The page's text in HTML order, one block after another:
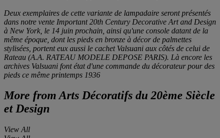
Deux exemplaires de cette variante de lampadaire seront présentés
dans notre vente Important 20th Century Decorative Art and Design
à New York, le 14 juin prochain, ainsi qu'une console datant de la
même époque, dont les pieds en bronze à décor de palmettes
stylisées, portent eux aussi le cachet Valsuani aux côtés de celui de
Rateau (A.A. RATEAU MODELE DEPOSE PARIS). Là encore les
archives Valsuani font état d'une commande du décorateur pour des
pieds ce même printemps 1936
More fromArts Décoratifs du 20ème Siècle
et Design
View All